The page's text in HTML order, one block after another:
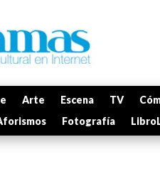
Arte Escena TV
Fotografía